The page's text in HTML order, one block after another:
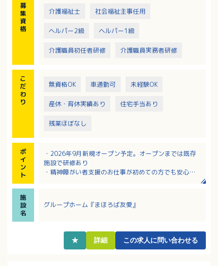
募
集
資
格
介護福祉士 社会福祉主事任用
ヘルパー2級 ヘルパー1級
介護職員初任者研修 介護職員実務者研修
こ
だ
わ
り
無資格OK 車通勤可 未経験OK
産休・育休実績あり 住宅手当あり
残業ほぼなし
ポ
イ
ン
ト
・2026年9月新規オープン予定。オープンまでは既存
施設で研修あり
・精神障がい者支援のお仕事が初めての方でも安心し
・身体介助が少ないため、介護の実務経験問わず働い
収アップを目指せます！
施
設
名
グループホーム『まほろば友愛』
★ 詳細 この求人に問い合わせる